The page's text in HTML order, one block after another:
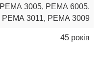
РЕМА 3005, РЕМА 6005,
РЕМА 3011, РЕМА 3009
45 років